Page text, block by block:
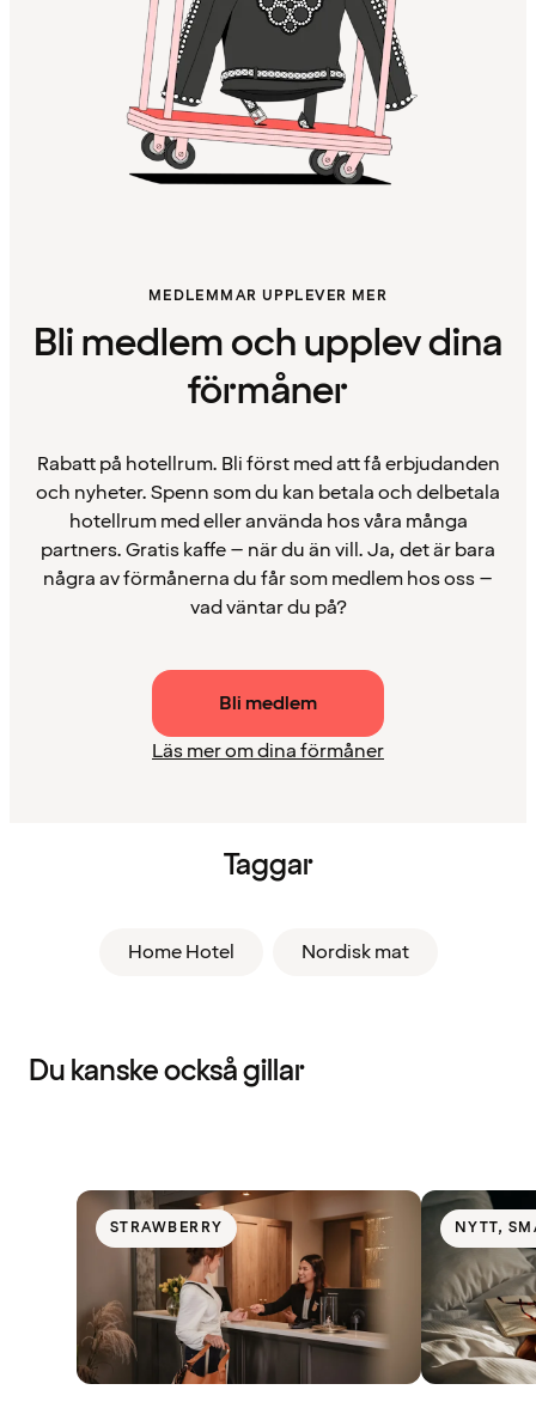
MEDLEMMAR UPPLEVER MER
Bli medlem och upplev dina
förmåner
Rabatt på hotellrum. Bli först med att få erbjudanden
och nyheter. Spenn som du kan betala och delbetala
hotellrum med eller använda hos våra många
partners. Gratis kaffe – när du än vill. Ja, det är bara
några av förmånerna du får som medlem hos oss –
vad väntar du på?
Bli medlem
Läs mer om dina förmåner
Taggar
Home Hotel Nordisk mat
Du kanske också gillar
STRAWBERRY NYTT,